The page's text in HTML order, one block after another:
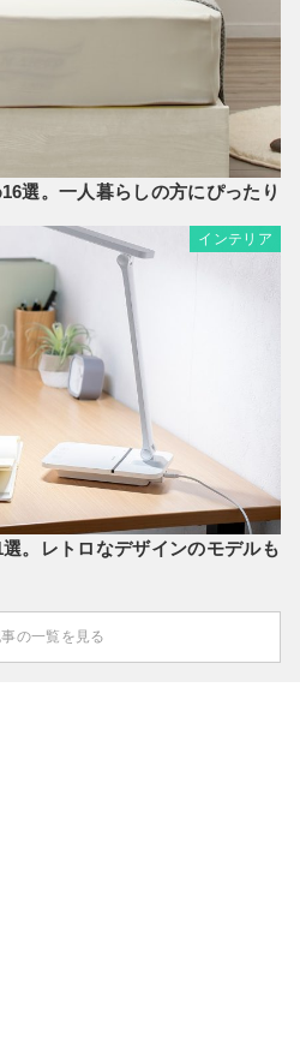
選。一人暮らしの方にぴったり
インテリア
。レトロなデザインのモデルも
の一覧を見る